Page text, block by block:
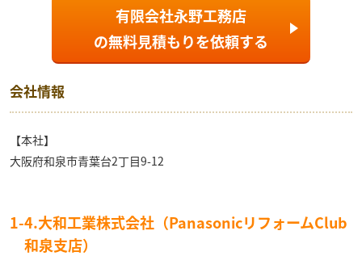
有限会社永野工務店
の無料見積もりを依頼する
会社情報
【本社】
大阪府和泉市青葉台2丁目9-12
1-4.大和工業株式会社（PanasonicリフォームClub
和泉支店）